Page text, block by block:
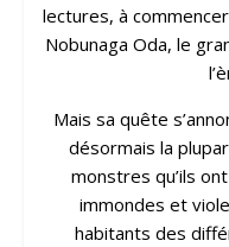
lectures, à
Nobunaga Oda, le
Mais sa quête
désormais la
monstres qu’ils
immondes et
habitants des